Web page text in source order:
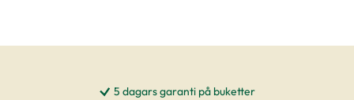
5 dagars garanti på buketter